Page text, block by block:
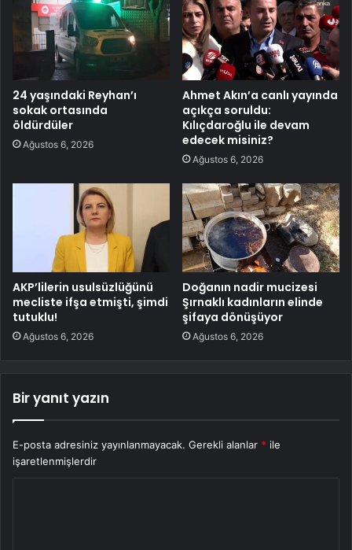
24 yaşındaki Reyhan’ı
sokak ortasında
öldürdüler
Ağustos 6, 2026
Ahmet Akın’a canlı yayında
açıkça soruldu:
Kılıçdaroğlu ile devam
edecek misiniz?
Ağustos 6, 2026
AKP’lilerin usulsüzlüğünü
mecliste ifşa etmişti, şimdi
tutuklu!
Ağustos 6, 2026
Doğanın nadir mucizesi
Şırnaklı kadınların elinde
şifaya dönüşüyor
Ağustos 6, 2026
Bir yanıt yazın
E-posta adresiniz yayınlanmayacak. Gerekli alanlar * ile
işaretlenmişlerdir